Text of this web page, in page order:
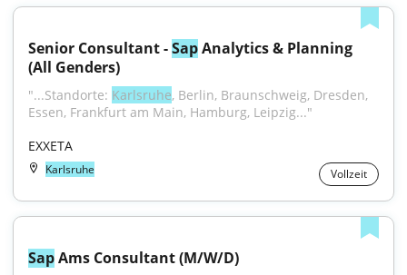
Senior Consultant - Sap Analytics & Planning
(All Genders)
"...Standorte: Karlsruhe, Berlin, Braunschweig, Dresden,
Essen, Frankfurt am Main, Hamburg, Leipzig..."
EXXETA
Karlsruhe Vollzeit
Sap Ams Consultant (M/W/D)